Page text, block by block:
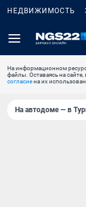
НЕДВИЖИМОСТЬ
На информационном
файлы. Оставаясь на
согласиена их
На автодоме — в